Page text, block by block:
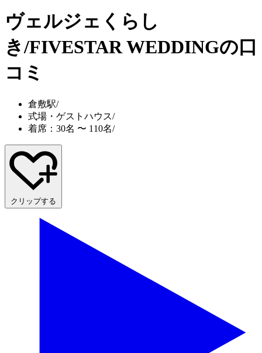
ヴェルジェくらし
き/FIVESTAR WEDDINGの口
コミ
倉敷駅/
式場・ゲストハウス/
着席：30名 〜 110名/
クリップする